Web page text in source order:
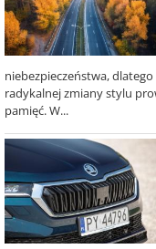
niebezpieczeństwa,
radykalnej zmiany stylu
pamięć. W...